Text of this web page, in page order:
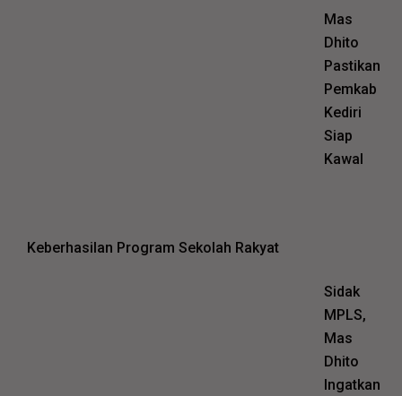
Mas
Dhito
Pastikan
Pemkab
Kediri
Siap
Kawal
Keberhasilan Program Sekolah Rakyat
Sidak
MPLS,
Mas
Dhito
Ingatkan